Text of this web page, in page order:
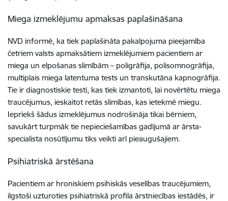
Miega izmeklējumu apmaksas paplašināšana
NVD informē, ka tiek paplašināta pakalpojuma pieejamība
četriem valsts apmaksātiem izmeklējumiem pacientiem ar
miega un elpošanas slimībām – poligrāfija, polisomnogrāfija,
multiplais miega latentuma tests un transkutāna kapnogrāfija.
Tie ir diagnostiskie testi, kas tiek izmantoti, lai novērtētu miega
traucējumus, ieskaitot retās slimības, kas ietekmē miegu.
Iepriekš šādus izmeklējumus nodrošināja tikai bērniem,
savukārt turpmāk tie nepieciešamības gadījumā ar ārsta-
specialista nosūtījumu tiks veikti arī pieaugušajiem.
Psihiatriskā ārstēšana
Pacientiem ar hroniskiem psihiskās veselības traucējumiem,
ilgstoši uzturoties psihiatriskā profila ārstniecības iestādēs, ir